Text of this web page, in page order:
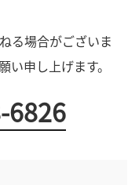
る場合がございま
申し上げます。
6826